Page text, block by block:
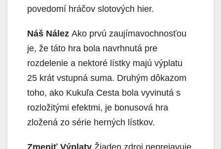
povedomí hráčov slotových hier.
Náš Nález Ako prvú zaujímavochnosťou
je, že táto hra bola navrhnutá pre
rozdelenie a nektoré lístky majú výplatu
25 krát vstupná suma. Druhým dôkazom
toho, ako Kukuľa Cesta bola vyvinutá s
rozložitými efektmi, je bonusová hra
zložená zo série herných lístkov.